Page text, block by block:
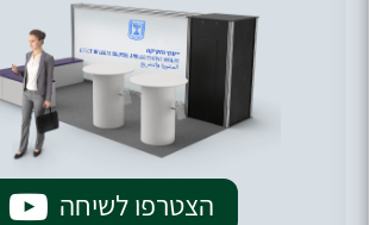
הצטרפו לשיחה